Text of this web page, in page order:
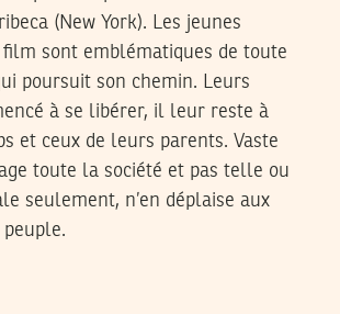
(New York). Les jeunes
sont emblématiques de toute
poursuit son chemin. Leurs
à se libérer, il leur reste à
et ceux de leurs parents. Vaste
toute la société et pas telle ou
seulement, n’en déplaise aux